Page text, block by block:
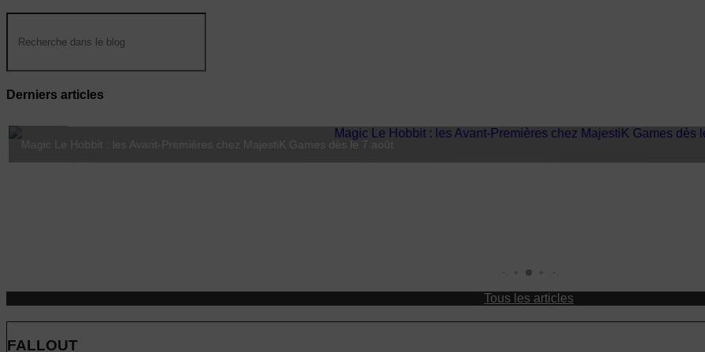
Derniers articles
Magic Le Hobbit : les Avant-Premières chez MajestiK Games dès le 7 août
Tous les articles
FALLOUT